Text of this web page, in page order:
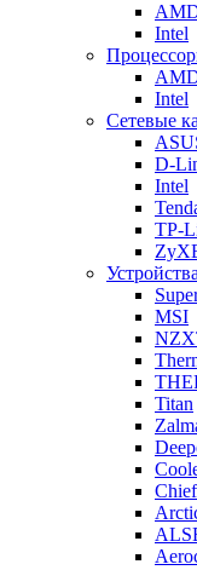
Intel
Intel
Сетевые
D-
Intel
TP-
MSI
Titan